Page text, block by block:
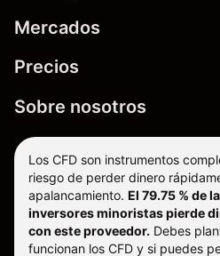
Mercados
Precios
Sobre nosotros
Los CFD son instrumentos
riesgo de perder dinero
apalancamiento. El 79.75 % de
inversores minoristas pierde
con este proveedor. Debes
funcionan los CFD y si puedes